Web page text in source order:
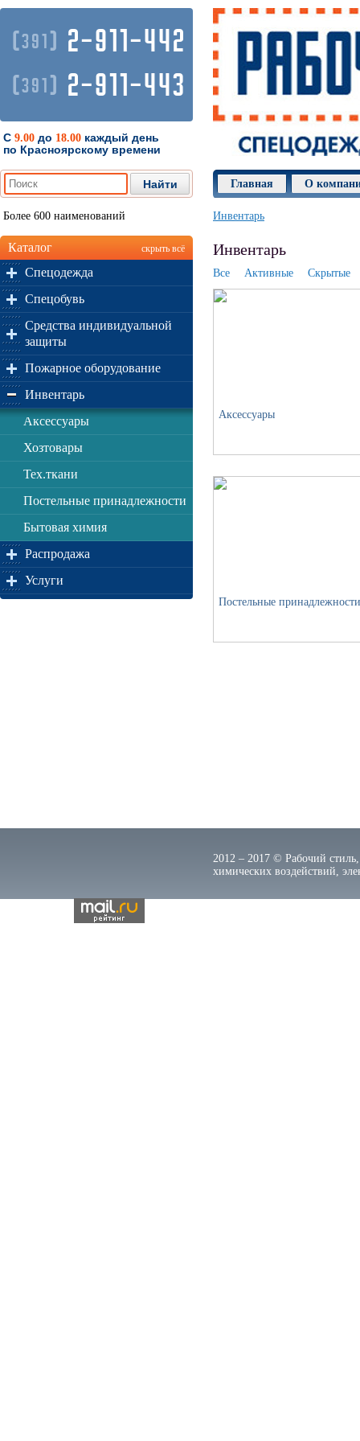
(391) 2-911-442
(391) 2-911-443
С 9.00 до 18.00 каждый день
по Красноярскому времени
Главная О
Более 600 наименований
Каталог скрыть всё
Спецодежда
Спецобувь
Средства индивидуальной
защиты
Пожарное оборудование
Инвентарь
Аксессуары
Хозтовары
Тех.ткани
Постельные принадлежности
Бытовая химия
Распродажа
Услуги
Инвентарь
Инвентарь
Все Активные Скрытые
Аксессуары
Постельные принадлежности
2012 – 2017 © Рабочий
химических воздействий,